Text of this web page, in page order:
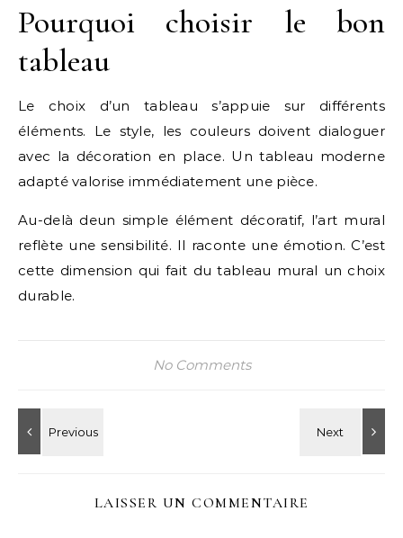
Pourquoi choisir le bon
tableau
Le choix d’un tableau s’appuie sur différents
éléments. Le style, les couleurs doivent dialoguer
avec la décoration en place. Un tableau moderne
adapté valorise immédiatement une pièce.
Au-delà deun simple élément décoratif, l’art mural
reflète une sensibilité. Il raconte une émotion. C’est
cette dimension qui fait du tableau mural un choix
durable.
No Comments
LAISSER UN COMMENTAIRE